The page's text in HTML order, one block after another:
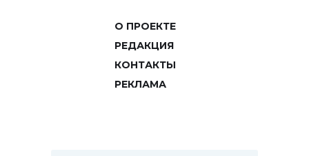
О ПРОЕКТЕ
РЕДАКЦИЯ
КОНТАКТЫ
РЕКЛАМА